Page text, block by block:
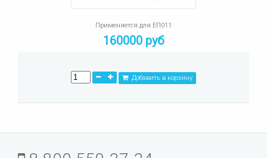
Применяется для ЕП011
160000 руб
Добавить в корзину